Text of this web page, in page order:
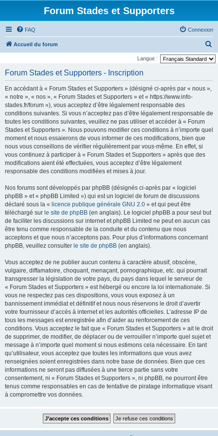
Forum Stades et Supporters
FAQ Connexion
Accueil du forum
e
Langue :
Forum Stades et Supporters - Inscription
En accédant à « Forum Stades et Supporters » (désigné ci-après par « nous »,
« notre », « nos », « Forum Stades et Supporters » et « https://www.info-
stades.fr/forum »), vous acceptez d’être légalement responsable des
conditions suivantes. Si vous n’acceptez pas d’être légalement responsable de
toutes les conditions suivantes, veuillez ne pas utiliser et accéder à « Forum
Stades et Supporters ». Nous pouvons modifier ces conditions à n’importe quel
moment et nous essaierons de vous informer de ces modifications, bien que
nous vous conseillons de vérifier régulièrement par vous-même. En effet, si
vous continuez à participer à « Forum Stades et Supporters » après que des
modifications aient été effectuées, vous acceptez d’être légalement
responsable des conditions modifiées et mises à jour.
Nos forums sont développés par phpBB (désignés ci-après par « logiciel
phpBB » et « phpBB Limited ») qui est un logiciel de forum de discussions
déclaré sous la « licence publique générale GNU 2.0 » et qui peut être
téléchargé sur le site de phpBB (en anglais). Le logiciel phpBB a pour seul but
de faciliter les discussions sur internet et phpBB Limited ne peut en aucun cas
être tenu comme responsable de la conduite et du contenu que nous
acceptons et que nous n’acceptons pas. Pour plus d’informations concernant
phpBB, veuillez consulter le site de phpBB (en anglais).
Vous acceptez de ne publier aucun contenu à caractère abusif, obscène,
vulgaire, diffamatoire, choquant, menaçant, pornographique, etc. qui pourrait
transgresser la législation de votre pays, du pays dans lequel le serveur de
« Forum Stades et Supporters » est hébergé ou encore la loi internationale. Si
vous ne respectez pas ces dispositions, vous vous exposez à un
bannissement immédiat et définitif et nous nous réservons le droit d’avertir
votre fournisseur d’accès à internet et les autorités officielles. L’adresse IP de
tous les messages est enregistrée afin d’aider au renforcement de ces
conditions. Vous acceptez le fait que « Forum Stades et Supporters » ait le droit
de supprimer, de modifier, de déplacer ou de verrouiller n’importe quel sujet et
message à n’importe quel moment si nous estimons cela nécessaire. En tant
qu’utilisateur, vous acceptez que toutes les informations que vous avez
renseignées soient enregistrées dans notre base de données. Bien que ces
informations ne seront pas diffusées à une tierce partie sans votre
consentement, ni « Forum Stades et Supporters », ni phpBB, ne pourront être
tenus comme responsables en cas de tentative de piratage informatique visant
à compromettre vos données.